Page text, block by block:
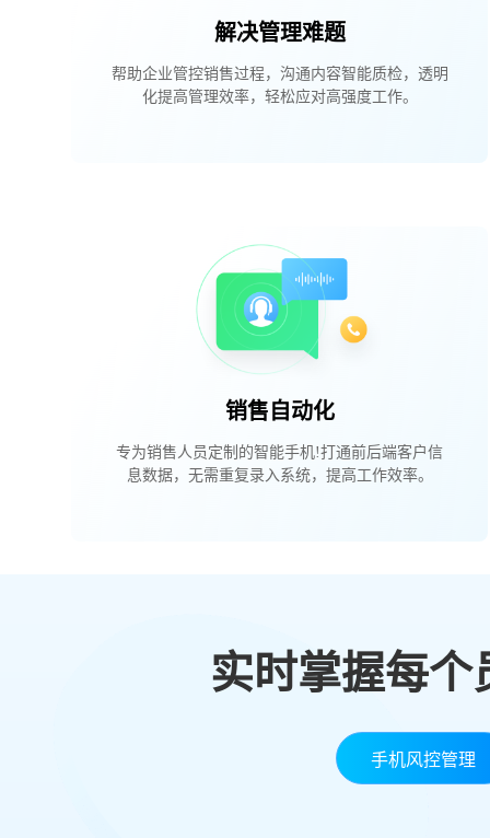
解决管理难题
帮助企业管控销售过程，沟通内容智能质检，透明
化提高管理效率，轻松应对高强度工作。
销售自动化
专为销售人员定制的智能手机!打通前后端客户信
息数据，无需重复录入系统，提高工作效率。
实时掌握每
手机风控管理